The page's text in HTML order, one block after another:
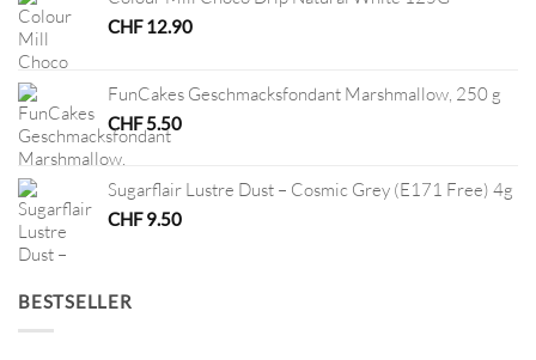
CHF12.90
FunCakes Geschmacksfondant Marshmallow, 250 g
CHF5.50
Sugarflair Lustre Dust – Cosmic Grey (E171 Free) 4g
CHF9.50
BESTSELLER